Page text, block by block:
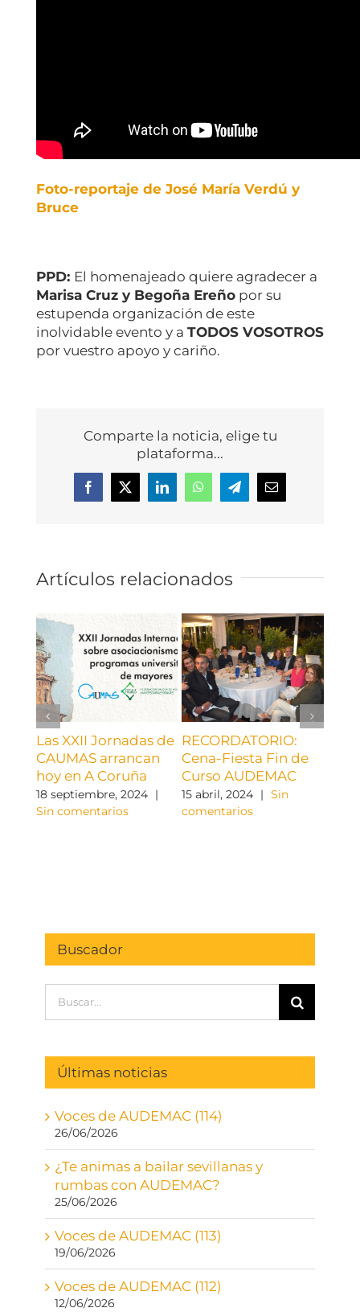
Foto-reportaje de José María Verdú y
Bruce
PPD: El homenajeado quiere agradecer a
Marisa Cruz y Begoña Ereñopor su
estupenda organización de este
inolvidable evento y a TODOS VOSOTROS
por vuestro apoyo y cariño.
Comparte la noticia, elige tu
plataforma...
Facebook
X LinkedInWhatsAppTelegramCorreo
electrónico
Artículos relacionados
Las XXII Jornadas de
CAUMAS arrancan
hoy en A Coruña
18 septiembre, 2024 |
Sin comentarios
RECORDATORIO:
Cena-Fiesta Fin de
Curso AUDEMAC
15 abril, 2024 | Sin
comentarios
Buscador
Últimas noticias
Voces de AUDEMAC (114)
26/06/2026
¿Te animas a bailar sevillanas y
rumbas con AUDEMAC?
25/06/2026
Voces de AUDEMAC (113)
19/06/2026
Voces de AUDEMAC (112)
12/06/2026